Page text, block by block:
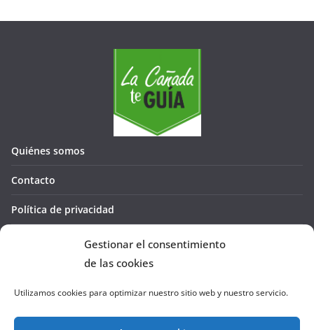
Gestionar el consentimiento
de las cookies
Utilizamos cookies para optimizar nuestro sitio web y nuestro servicio.
Quiénes somos
Contacto
Política de privacidad
Política de cookies (UE)